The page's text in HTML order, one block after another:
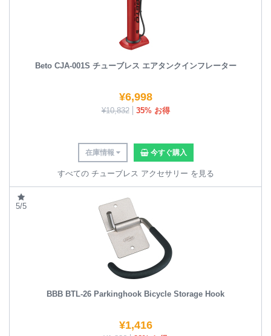
Beto CJA-001S チューブレス エアタンクインフレーター
¥6,998
¥10,832 35% お得
在庫情報 今すぐ購入
すべての チューブレス アクセサリー を見る
5/5
BBB BTL-26 Parkinghook Bicycle Storage Hook
¥1,416